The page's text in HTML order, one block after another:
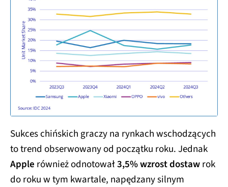
Sukces chińskich graczy na rynkach wschodzących
to trend obserwowany od początku roku. Jednak
Apple również odnotował3,5% wzrost dostawrok
do roku w tym kwartale, napędzany silnym